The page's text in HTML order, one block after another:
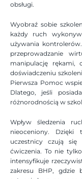
obsługi.
Wyobraź sobie
każdy ruch
używania
przeprowadzanie
manipulację rękami,
doświadczeniu
Pierwsza Pomoc
Dlatego, jeśli
różnorodnością w
Wpływ śledzenia
nieoceniony.
uczestnicy czują
ćwiczenia. To nie
intensyfikuje
zakresu BHP, gdzie